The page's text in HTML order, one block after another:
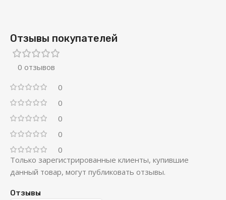
Отзывы покупателей
0 отзывов
0
0
0
0
0
Отзывы
Только зарегистрированные клиенты, купившие
данный товар, могут публиковать отзывы.